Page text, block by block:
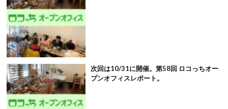
次回は10/31に開催。第58回 ロコっちオー
プンオフィスレポート。